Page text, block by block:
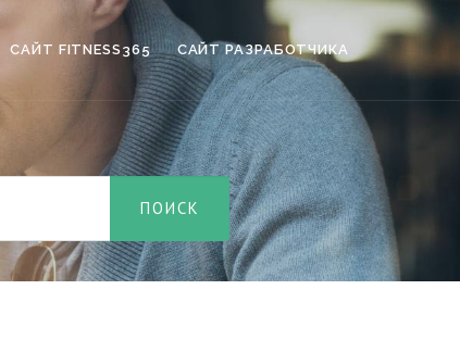
САЙТ FITNESS365 САЙТ РАЗРАБОТЧИКА